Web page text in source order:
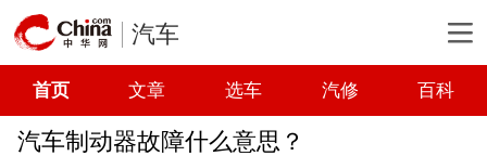
汽车
首页 文章 选车 汽修 百科
汽车制动器故障什么意思？